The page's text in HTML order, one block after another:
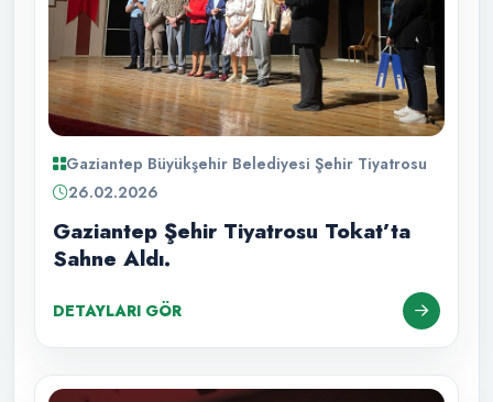
Gaziantep Büyükşehir Belediyesi Şehir Tiyatrosu
26.02.2026
Gaziantep Şehir Tiyatrosu Tokat’ta
Sahne Aldı.
DETAYLARI GÖR